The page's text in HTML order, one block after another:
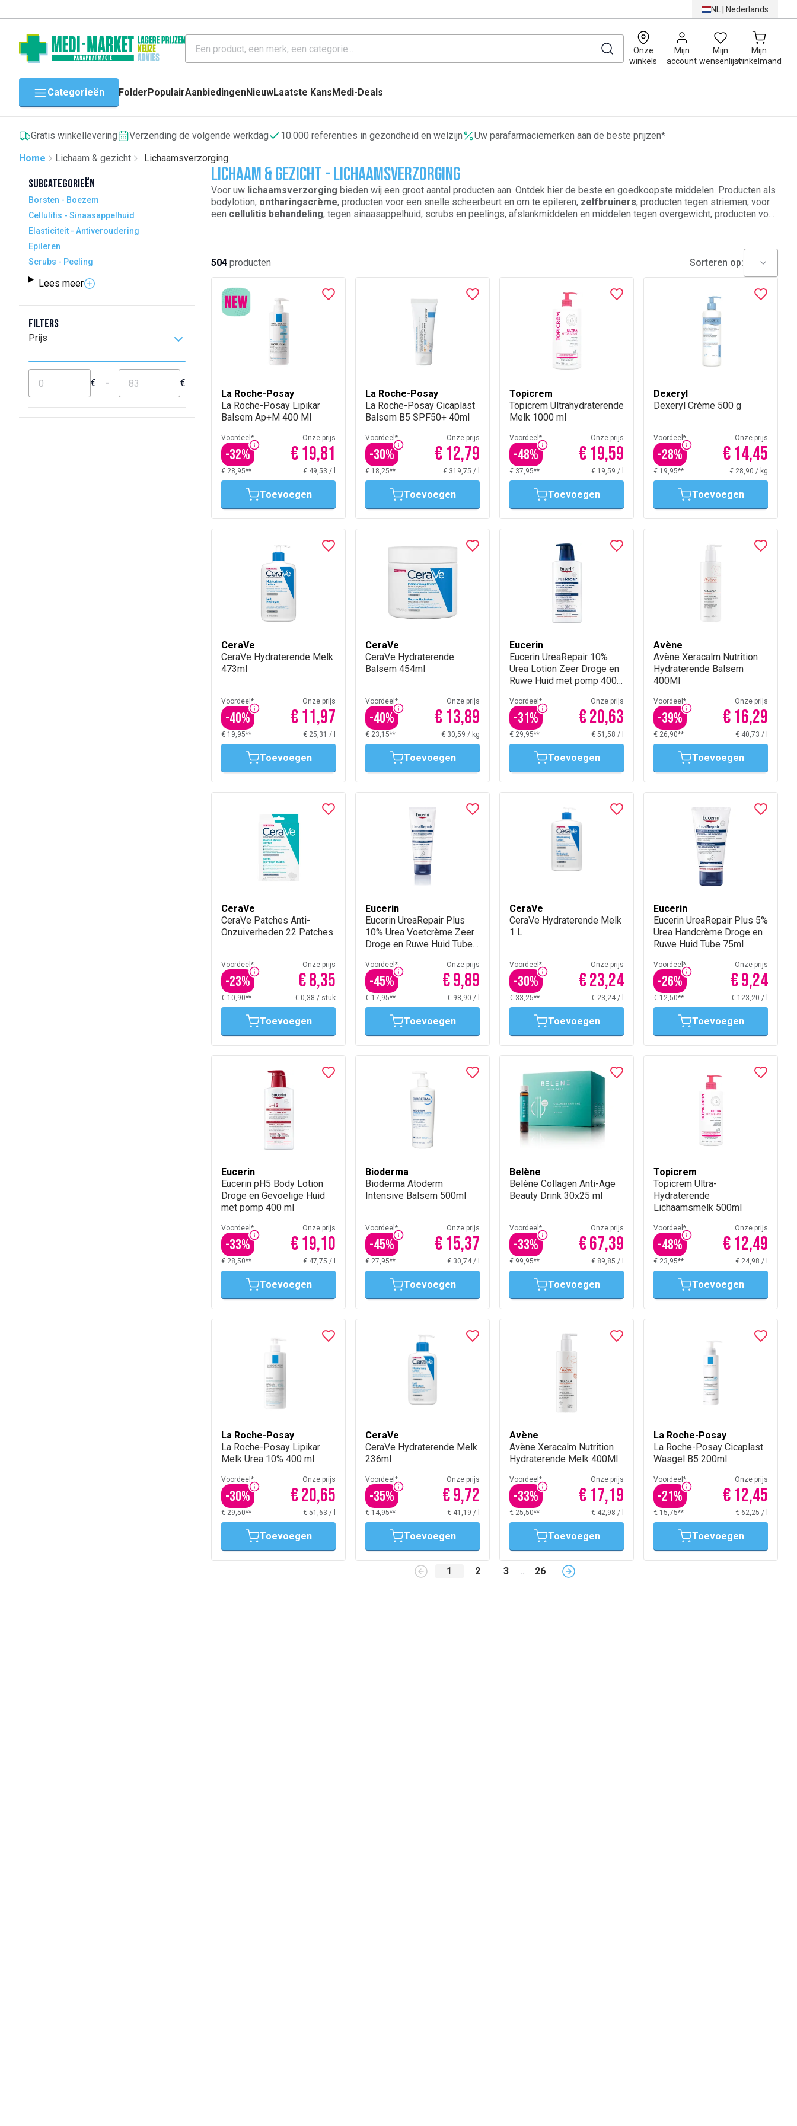
NL | Nederlands
Onze
winkels
Mijn
account
Mijn
wensenlijst
Mijn
winkelmand
0
Categorieën FolderPopulairAanbiedingenNieuwLaatste KansMedi-Deals
Gratis winkellevering Verzending de volgende werkdag 10.000 referenties in gezondheid en welzijn
Uw parafarmaciemerken aan de beste prijzen*
Home
Lichaam & gezicht Lichaamsverzorging
Subcategorieën
Borsten - Boezem
Cellulitis - Sinaasappelhuid
Elasticiteit - Antiveroudering
Epileren
Scrubs - Peeling
Lees meer
Filters
Prijs
€ - €
Lichaam & gezicht - Lichaamsverzorging
Voor uw lichaamsverzorging bieden wij een groot aantal producten aan. Ontdek hier de beste en goedkoopste middelen. Producten als
bodylotion, ontharingscrème, producten voor een snelle scheerbeurt en om te epileren, zelfbruiners, producten tegen striemen, voor
een cellulitis behandeling, tegen sinaasappelhuid, scrubs en peelings, afslankmiddelen en middelen tegen overgewicht, producten voor
504 producten Sorteren op:
La Roche-Posay
La Roche-Posay Lipikar
Balsem Ap+M 400 Ml
Voordeel*
-32%
Onze prijs
€ 19,81
€ 28,95** € 49,53 /
Toevoegen
La Roche-Posay
La Roche-Posay Cicaplast
Balsem B5 SPF50+ 40ml
Voordeel*
-30%
Onze prijs
€ 12,79
€ 18,25** € 319,75 /
Toevoegen
Topicrem
Topicrem Ultrahydraterende
Melk 1000 ml
Voordeel*
-48%
Onze prijs
€ 19,59
€ 37,95** € 19,59 /
Toevoegen
Dexeryl
Dexeryl Crème 500 g
Voordeel*
-28%
Onze prijs
€ 14,45
€ 19,95** € 28,90 / kg
Toevoegen
CeraVe
CeraVe Hydraterende Melk
473ml
Voordeel*
-40%
Onze prijs
€ 11,97
€ 19,95** € 25,31 /
Toevoegen
CeraVe
CeraVe Hydraterende
Balsem 454ml
Voordeel*
-40%
Onze prijs
€ 13,89
€ 23,15** € 30,59 / kg
Toevoegen
Eucerin
Eucerin UreaRepair 10%
Urea Lotion Zeer Droge en
Ruwe Huid met pomp 400
Voordeel*
-31%
Onze prijs
€ 20,63
€ 29,95** € 51,58 /
Toevoegen
Avène
Avène Xeracalm Nutrition
Hydraterende Balsem
400Ml
Voordeel*
-39%
Onze prijs
€ 16,29
€ 26,90** € 40,73 /
Toevoegen
CeraVe
CeraVe Patches Anti-
Onzuiverheden 22 Patches
Voordeel*
-23%
Onze prijs
€ 8,35
€ 10,90** € 0,38 / stuk
Toevoegen
Eucerin
Eucerin UreaRepair Plus
10% Urea Voetcrème Zeer
Droge en Ruwe Huid Tube
Voordeel*
-45%
Onze prijs
€ 9,89
€ 17,95** € 98,90 /
Toevoegen
CeraVe
CeraVe Hydraterende Melk
1 L
Voordeel*
-30%
Onze prijs
€ 23,24
€ 33,25** € 23,24 /
Toevoegen
Eucerin
Eucerin UreaRepair Plus 5%
Urea Handcrème Droge en
Ruwe Huid Tube 75ml
Voordeel*
-26%
Onze prijs
€ 9,24
€ 12,50** € 123,20 /
Toevoegen
Eucerin
Eucerin pH5 Body Lotion
Droge en Gevoelige Huid
met pomp 400 ml
Voordeel*
-33%
Onze prijs
€ 19,10
€ 28,50** € 47,75 /
Toevoegen
Bioderma
Bioderma Atoderm
Intensive Balsem 500ml
Voordeel*
-45%
Onze prijs
€ 15,37
€ 27,95** € 30,74 /
Toevoegen
Belène
Belène Collagen Anti-Age
Beauty Drink 30x25 ml
Voordeel*
-33%
Onze prijs
€ 67,39
€ 99,95** € 89,85 /
Toevoegen
Topicrem
Topicrem Ultra-
Hydraterende
Lichaamsmelk 500ml
Voordeel*
-48%
Onze prijs
€ 12,49
€ 23,95** € 24,98 /
Toevoegen
La Roche-Posay
La Roche-Posay Lipikar
Melk Urea 10% 400 ml
Voordeel*
-30%
Onze prijs
€ 20,65
€ 29,50** € 51,63 /
Toevoegen
CeraVe
CeraVe Hydraterende Melk
236ml
Voordeel*
-35%
Onze prijs
€ 9,72
€ 14,95** € 41,19 /
Toevoegen
Avène
Avène Xeracalm Nutrition
Hydraterende Melk 400Ml
Voordeel*
-33%
Onze prijs
€ 17,19
€ 25,50** € 42,98 /
Toevoegen
La Roche-Posay
La Roche-Posay Cicaplast
Wasgel B5 200ml
Voordeel*
-21%
Onze prijs
€ 12,45
€ 15,75** € 62,25 /
Toevoegen
1 2 3 ... 26